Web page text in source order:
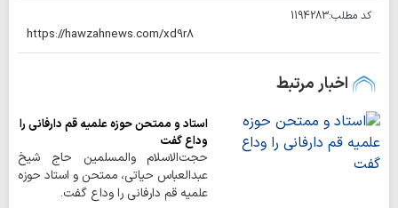
کد مطلب:1194283
اخبار مرتبط
استاد و ممتحن حوزه علمیه قم دارفانی را
وداع گفت
حجت‌الاسلام والمسلمین حاج شیخ
عبدالعباس حیاتی، ممتحن و استاد حوزه
علمیه قم دارفانی را وداع گفت.